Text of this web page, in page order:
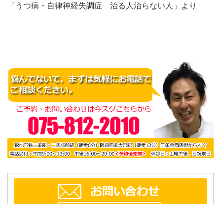
「うつ病・自律神経失調症 治る人治らない人」より